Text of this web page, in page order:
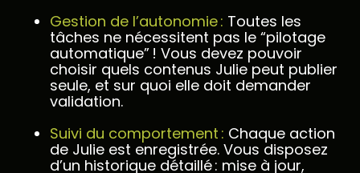
Gestion de l’autonomie : Toutes les
tâches ne nécessitent pas le “pilotage
automatique” ! Vous devez pouvoir
choisir quels contenus Julie peut publier
seule, et sur quoi elle doit demander
validation.
Suivi du comportement : Chaque action
de Julie est enregistrée. Vous disposez
d’un historique détaillé : mise à jour,